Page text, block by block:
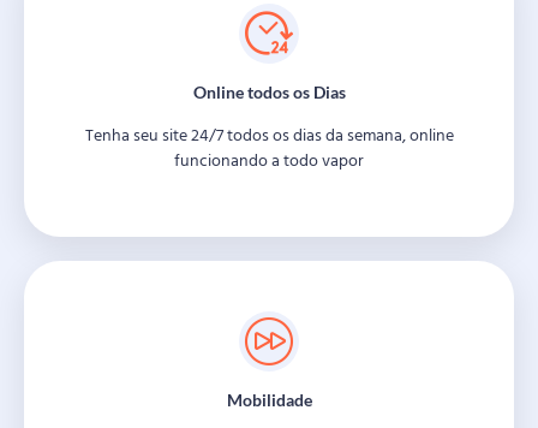
Online todos os Dias
Tenha seu site 24/7 todos os dias da semana, online
funcionando a todo vapor
Mobilidade